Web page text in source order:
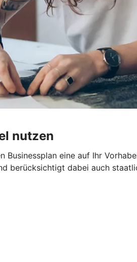
nutzen
eine auf Ihr
berücksichtigt dabei auch